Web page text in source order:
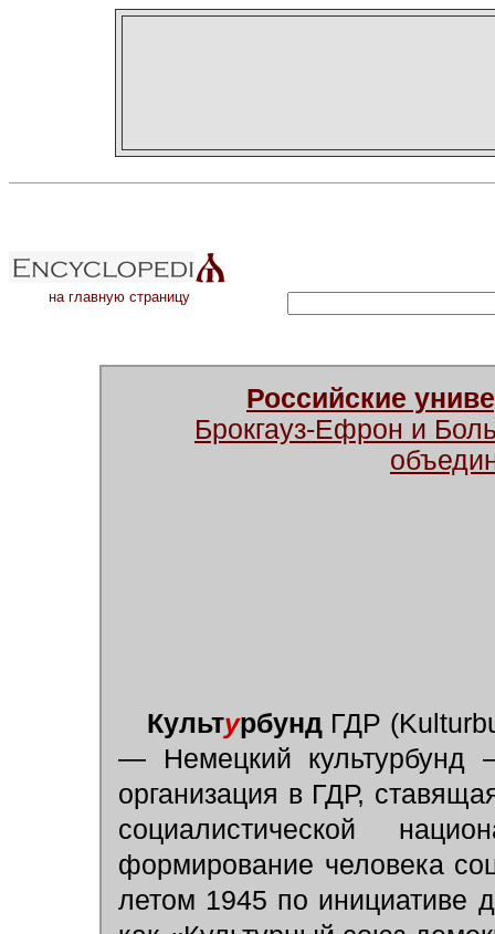
на главную страницу
Российские
Брокгауз-Ефрон и
Культурбунд ГДР
— Немецкий культурбунд
организация в ГДР,
социалистической
формирование человека
летом 1945 по инициативе